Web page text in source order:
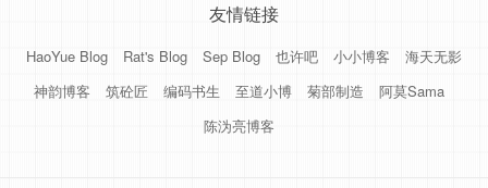
友情链接
HaoYue Blog Rat's Blog Sep Blog 也许吧 小小博客
海天无影
神韵博客
筑砼匠 编码书生 至道小博 菊部制造
阿莫Sama
陈沩亮博客